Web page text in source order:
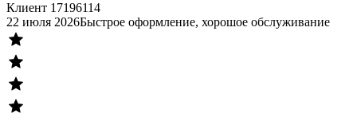
Клиент 17196114
22 июля 2026Быстрое оформление, хорошое обслуживание